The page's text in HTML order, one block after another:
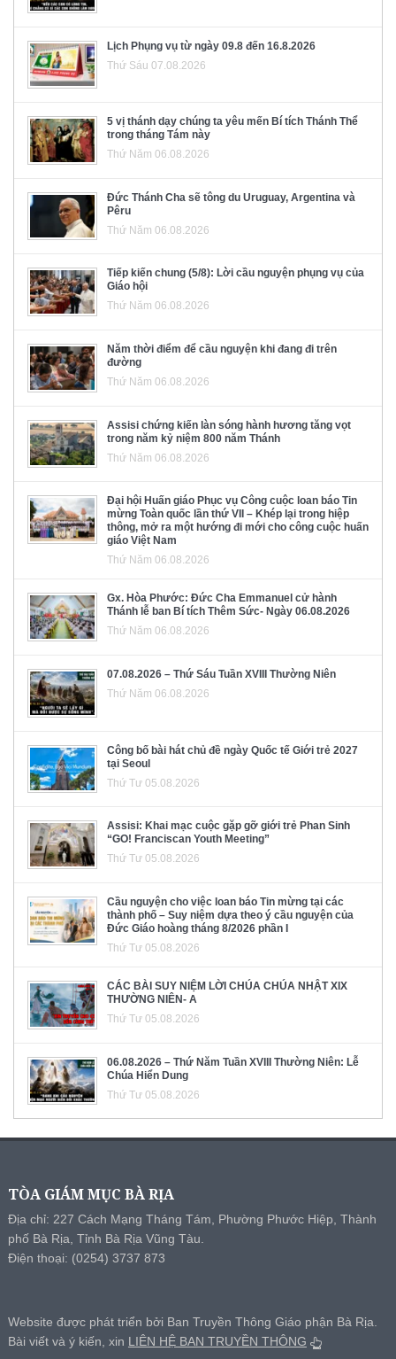
Lịch Phụng vụ từ ngày 09.8 đến 16.8.2026
Thứ Sáu 07.08.2026
5 vị thánh dạy chúng ta yêu mến Bí tích Thánh Thể
trong tháng Tám này
Thứ Năm 06.08.2026
Đức Thánh Cha sẽ tông du Uruguay, Argentina và
Pêru
Thứ Năm 06.08.2026
Tiếp kiến chung (5/8): Lời cầu nguyện phụng vụ của
Giáo hội
Thứ Năm 06.08.2026
Năm thời điểm để cầu nguyện khi đang đi trên
đường
Thứ Năm 06.08.2026
Assisi chứng kiến làn sóng hành hương tăng vọt
trong năm kỷ niệm 800 năm Thánh
Thứ Năm 06.08.2026
Đại hội Huấn giáo Phục vụ Công cuộc loan báo Tin
mừng Toàn quốc lần thứ VII – Khép lại trong hiệp
thông, mở ra một hướng đi mới cho công cuộc huấn
giáo Việt Nam
Thứ Năm 06.08.2026
Gx. Hòa Phước: Đức Cha Emmanuel cử hành
Thánh lễ ban Bí tích Thêm Sức- Ngày 06.08.2026
Thứ Năm 06.08.2026
07.08.2026 – Thứ Sáu Tuần XVIII Thường Niên
Thứ Năm 06.08.2026
Công bố bài hát chủ đề ngày Quốc tế Giới trẻ 2027
tại Seoul
Thứ Tư 05.08.2026
Assisi: Khai mạc cuộc gặp gỡ giới trẻ Phan Sinh
“GO! Franciscan Youth Meeting”
Thứ Tư 05.08.2026
Cầu nguyện cho việc loan báo Tin mừng tại các
thành phố – Suy niệm dựa theo ý cầu nguyện của
Đức Giáo hoàng tháng 8/2026 phần I
Thứ Tư 05.08.2026
CÁC BÀI SUY NIỆM LỜI CHÚA CHÚA NHẬT XIX
THƯỜNG NIÊN- A
Thứ Tư 05.08.2026
06.08.2026 – Thứ Năm Tuần XVIII Thường Niên: Lễ
Chúa Hiển Dung
Thứ Tư 05.08.2026
TÒA GIÁM MỤC BÀ RỊA
Địa chỉ: 227 Cách Mạng Tháng Tám, Phường Phước Hiệp, Thành
phố Bà Rịa, Tỉnh Bà Rịa Vũng Tàu.
Điện thoại: (0254) 3737 873
Website được phát triển bởi Ban Truyền Thông Giáo phận Bà Rịa.
Bài viết và ý kiến, xin LIÊN HỆ BAN TRUYỀN THÔNG